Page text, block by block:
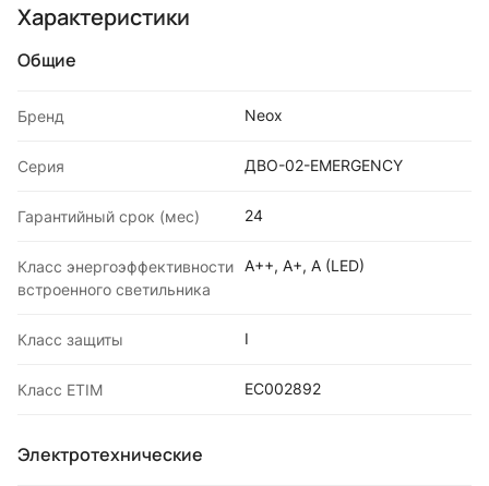
Характеристики
Общие
Бренд Neox
Серия ДВО-02-EMERGENCY
Гарантийный срок (мес) 24
Класс энергоэффективности
встроенного светильника
A++, A+, A (LED)
Класс защиты I
Класс ETIM EC002892
Электротехнические